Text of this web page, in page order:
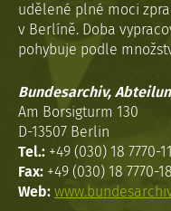
udělené plné moci
v Berlíně. Doba
pohybuje podle
Bundesarchiv,
Am Borsigturm 130
D-13507 Berlin
Tel.: +49 (030) 18 7770-
Fax: +49 (030) 18 7770-
Web: